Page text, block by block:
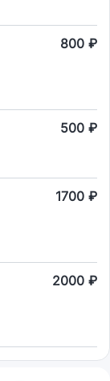
800 ₽
500 ₽
1700 ₽
2000 ₽